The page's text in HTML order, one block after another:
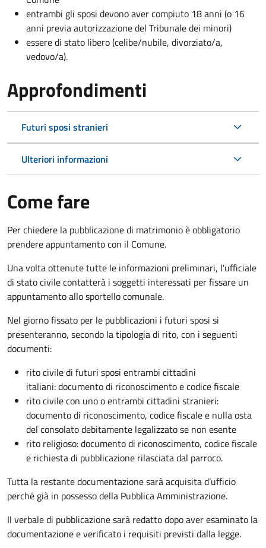
entrambi gli sposi devono aver compiuto 18 anni (o 16
anni previa autorizzazione del Tribunale dei minori)
essere di stato libero (celibe/nubile, divorziato/a,
vedovo/a).
Approfondimenti
Futuri sposi stranieri
Ulteriori informazioni
Come fare
Per chiedere la pubblicazione di matrimonio è obbligatorio
prendere appuntamento con il Comune.
Una volta ottenute tutte le informazioni preliminari, l'ufficiale
di stato civile contatterà i soggetti interessati per fissare un
appuntamento allo sportello comunale.
Nel giorno fissato per le pubblicazioni i futuri sposi si
presenteranno, secondo la tipologia di rito, con i seguenti
documenti:
rito civile di futuri sposi entrambi cittadini
italiani: documento di riconoscimento e codice fiscale
rito civile con uno o entrambi cittadini stranieri:
documento di riconoscimento, codice fiscale e nulla osta
del consolato debitamente legalizzato se non esente
rito religioso: documento di riconoscimento, codice fiscale
e richiesta di pubblicazione rilasciata dal parroco.
Tutta la restante documentazione sarà acquisita d’ufficio
perché già in possesso della Pubblica Amministrazione.
Il verbale di pubblicazione sarà redatto dopo aver esaminato la
documentazione e verificato i requisiti previsti dalla legge.